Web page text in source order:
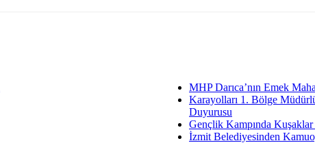
MHP Darıca’nın Emek
Karayolları 1. Bölge
Duyurusu
Gençlik Kampında
İzmit Belediyesinden